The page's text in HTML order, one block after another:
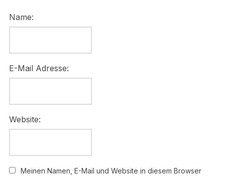
Name:
E-Mail Adresse:
Website:
Meinen Namen, E-Mail und Website in diesem Browser